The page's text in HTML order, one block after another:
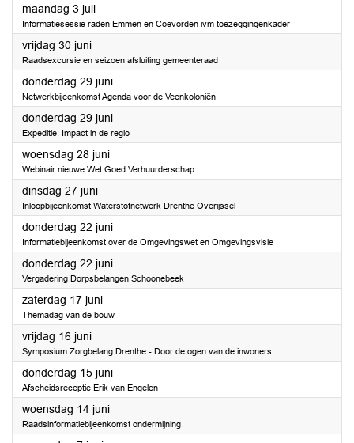
maandag 3 juli2023
Informatiesessie raden Emmen en Coevorden ivm toezeggingenkader
vrijdag 30 juni2023
Raadsexcursie en seizoen afsluiting gemeenteraad
donderdag 29 juni2023
Netwerkbijeenkomst Agenda voor de Veenkoloniën
donderdag 29 juni2023
Expeditie: Impact in de regio
woensdag 28 juni2023
Webinair nieuwe Wet Goed Verhuurderschap
dinsdag 27 juni2023
Inloopbijeenkomst Waterstofnetwerk Drenthe Overijssel
donderdag 22 juni2023
Informatiebijeenkomst over de Omgevingswet en Omgevingsvisie
donderdag 22 juni2023
Vergadering Dorpsbelangen Schoonebeek
zaterdag 17 juni2023
Themadag van de bouw
vrijdag 16 juni2023
Symposium Zorgbelang Drenthe - Door de ogen van de inwoners
donderdag 15 juni2023
Afscheidsreceptie Erik van Engelen
woensdag 14 juni2023
Raadsinformatiebijeenkomst ondermijning